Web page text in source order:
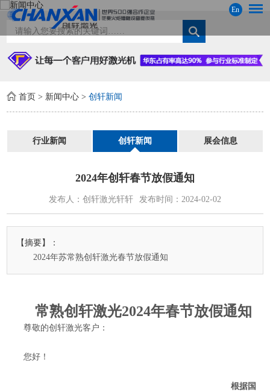
En
首页 > 新闻中心 >创轩新闻
行业新闻 创轩新闻 展会信息
2024年创轩春节放假通知
发布人：创轩激光轩轩 发布时间：2024-02-02
【摘要】：
2024年苏常熟创轩激光春节放假通知
常熟创轩激光2024年春节放假通知
尊敬的创轩激光客户：
您好！
根据国